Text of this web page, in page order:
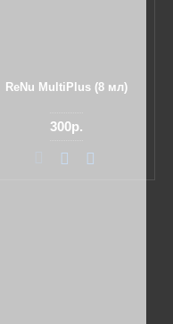
ReNu MultiPlus (8 мл)
300р.